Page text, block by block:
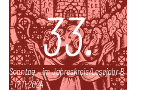
33.
Sonntag – im Jahreskreis/Lesejahr B
- 17.11.2024